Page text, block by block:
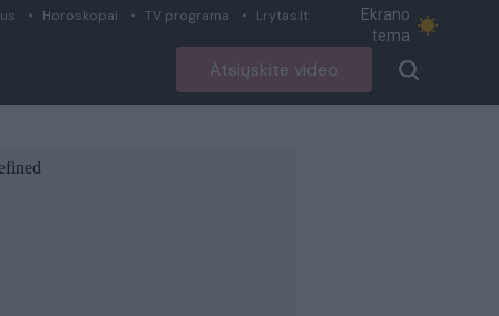
Horoskopai TV programa Lrytas.lt
Ekrano
tema
Atsiųskite video